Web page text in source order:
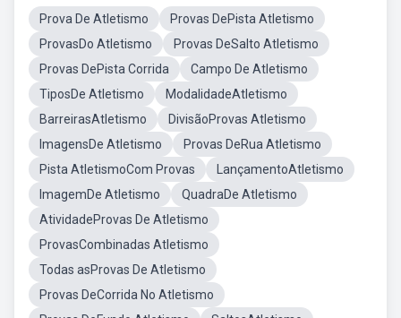
Prova De Atletismo
Provas DePista Atletismo
ProvasDo Atletismo
Provas DeSalto Atletismo
Provas DePista Corrida
Campo De Atletismo
TiposDe Atletismo
ModalidadeAtletismo
BarreirasAtletismo
DivisãoProvas Atletismo
ImagensDe Atletismo
Provas DeRua Atletismo
Pista AtletismoCom Provas
LançamentoAtletismo
ImagemDe Atletismo
QuadraDe Atletismo
AtividadeProvas De Atletismo
ProvasCombinadas Atletismo
Todas asProvas De Atletismo
Provas DeCorrida No Atletismo